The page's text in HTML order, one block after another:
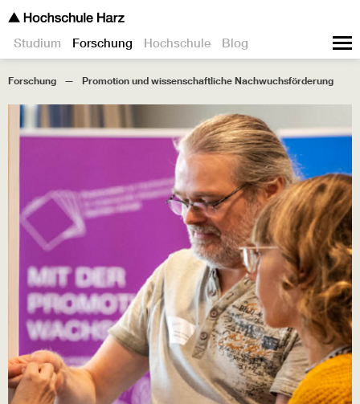
Studium Forschung Hochschule Blog
Forschung Promotion und wissenschaftliche Nachwuchsförderung